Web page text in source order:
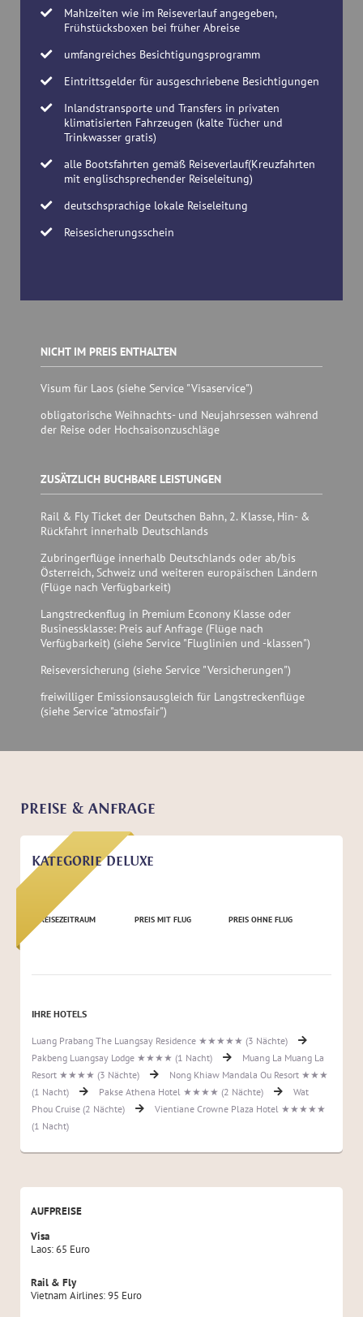
Mahlzeiten wie im Reiseverlauf angegeben,
Frühstücksboxen bei früher Abreise
umfangreiches Besichtigungsprogramm
Eintrittsgelder für ausgeschriebene Besichtigungen
Inlandstransporte und Transfers in privaten
klimatisierten Fahrzeugen (kalte Tücher und
Trinkwasser gratis)
alle Bootsfahrten gemäß Reiseverlauf(Kreuzfahrten
mit englischsprechender Reiseleitung)
deutschsprachige lokale Reiseleitung
Reisesicherungsschein
NICHT IM PREIS ENTHALTEN
Visum für Laos (siehe Service "Visaservice")
obligatorische Weihnachts- und Neujahrsessen während
der Reise oder Hochsaisonzuschläge
ZUSÄTZLICH BUCHBARE LEISTUNGEN
Rail & Fly Ticket der Deutschen Bahn, 2. Klasse, Hin- &
Rückfahrt innerhalb Deutschlands
Zubringerflüge innerhalb Deutschlands oder ab/bis
Österreich, Schweiz und weiteren europäischen Ländern
(Flüge nach Verfügbarkeit)
Langstreckenflug in Premium Econony Klasse oder
Businessklasse: Preis auf Anfrage (Flüge nach
Verfügbarkeit) (siehe Service "Fluglinien und -klassen")
Reiseversicherung (siehe Service "Versicherungen")
freiwilliger Emissionsausgleich für Langstreckenflüge
(siehe Service "atmosfair")
PREISE & ANFRAGE
KATEGORIE DELUXE
REISEZEITRAUM PREIS MIT FLUG PREIS OHNE FLUG
IHRE HOTELS
Luang Prabang The Luangsay Residence ★★★★★ (3 Nächte)
Pakbeng Luangsay Lodge ★★★★ (1 Nacht)
Muang La Muang La
Resort ★★★★ (3 Nächte)
Nong Khiaw Mandala Ou Resort ★★★
(1 Nacht)
Pakse Athena Hotel ★★★★ (2 Nächte)
Wat
Phou Cruise (2 Nächte)
Vientiane Crowne Plaza Hotel ★★★★★
(1 Nacht)
AUFPREISE
Visa
Laos: 65 Euro
Rail & Fly
Vietnam Airlines: 95 Euro